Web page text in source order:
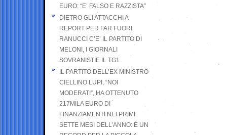
EURO: “E’ FALSO E RAZZISTA”
DIETRO GLI ATTACCHI A
REPORT PER FAR FUORI
RANUCCI C’E’ IL PARTITO DI
MELONI, I GIORNALI
SOVRANISTIE IL TG1
IL PARTITO DELL’EX MINISTRO
CIELLINO LUPI, “NOI
MODERATI”, HA OTTENUTO
217MILA EURO DI
FINANZIAMENTI NEI PRIMI
SETTE MESI DELL’ANNO: È UN